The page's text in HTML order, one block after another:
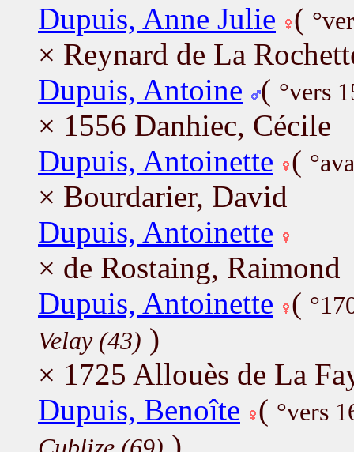
Dupuis, Anne Julie (
× Reynard de La
Dupuis, Antoine ( °vers
× 1556 Danhiec, Cécile
Dupuis, Antoinette (
× Bourdarier, David
Dupuis, Antoinette
× de Rostaing, Raimond
Dupuis, Antoinette (
Velay (43) )
× 1725 Allouès de La
Dupuis, Benoîte ( °vers
)